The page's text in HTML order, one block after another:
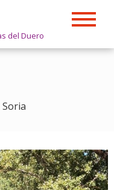
del Duero
Soria